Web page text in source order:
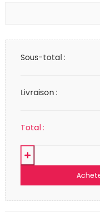
Sous-total :
Livraison :
Total :